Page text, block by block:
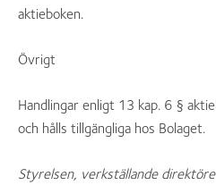
aktieboken.
Övrigt
Handlingar enligt 13 kap. 6 §
och hålls tillgängliga hos Bolaget.
Styrelsen, verkställande